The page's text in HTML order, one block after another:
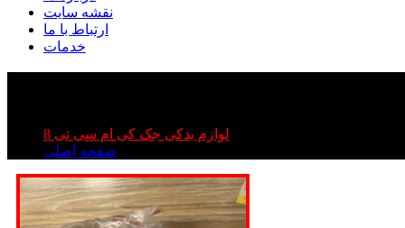
نقشه سایت
ارتباط با ما
خدمات
لوازم یدکی جک کی ام سی تی 8
صفحه اصلی